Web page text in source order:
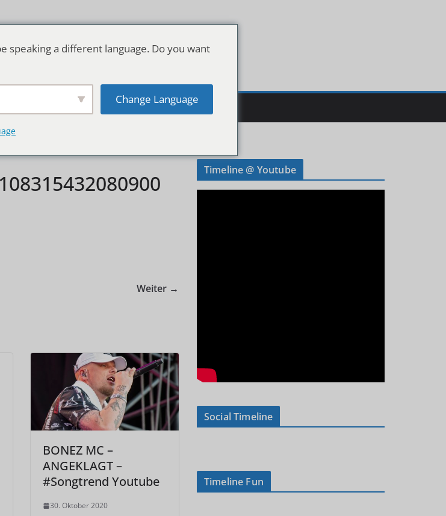
Weiter →
BONEZ MC –
ANGEKLAGT –
#Songtrend Youtube
30. Oktober 2020
Timeline @ Youtube
Social Timeline
Timeline Fun
speaking a different language. Do you want
Change Language